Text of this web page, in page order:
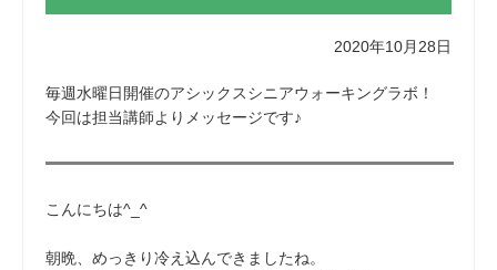
2020年10月28日
毎週水曜日開催のアシックスシニアウォーキングラボ！
今回は担当講師よりメッセージです♪
こんにちは^_^
朝晩、めっきり冷え込んできましたね。